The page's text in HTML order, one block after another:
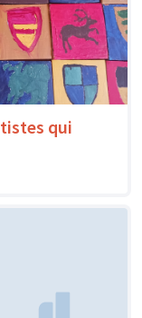
qui